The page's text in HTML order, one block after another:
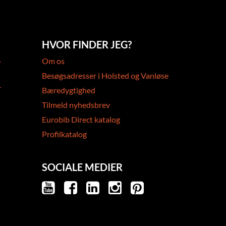
HVOR FINDER JEG?
Om os
Besøgsadresser i Holsted og Vanløse
Bæredygtighed
Tilmeld nyhedsbrev
Eurobib Direct katalog
Profilkatalog
SOCIALE MEDIER